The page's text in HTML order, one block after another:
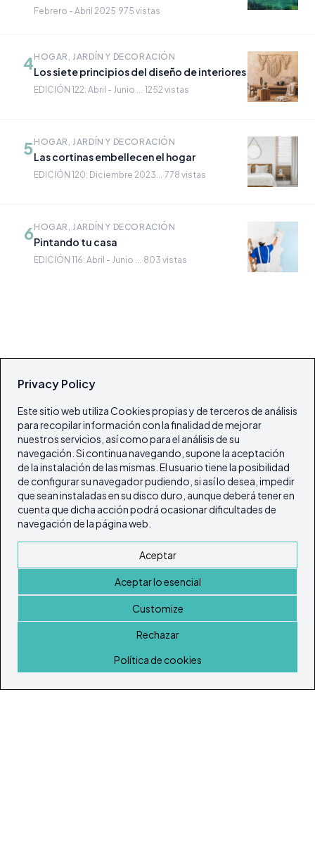
Privacy Policy
Este sitio web utiliza Cookies propias y de terceros de análisis
para recopilar información con la finalidad de mejorar
nuestros servicios, así como para el análisis de su
navegación. Si continua navegando, supone la aceptación
de la instalación de las mismas. El usuario tiene la posibilidad
de configurar su navegador pudiendo, si así lo desea, impedir
que sean instaladas en su disco duro, aunque deberá tener en
cuenta que dicha acción podrá ocasionar dificultades de
navegación de la página web.
Aceptar
Aceptar lo esencial
Customize
Rechazar
Política de cookies
Febrero - Abril 2025·975 vistas
4HOGAR, JARDÍN Y DECORACIÓN
Los siete principios del diseño de interiores
EDICIÓN 122: Abril - Junio ... ·1252 vistas
5HOGAR, JARDÍN Y DECORACIÓN
Las cortinas embellecen el hogar
EDICIÓN 120: Diciembre 2023... ·778 vistas
6HOGAR, JARDÍN Y DECORACIÓN
Pintando tu casa
EDICIÓN 116: Abril - Junio ... ·803 vistas